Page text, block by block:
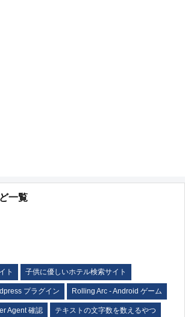
一覧
ト 子供に優しいホテル検索サイト
プラグイン Rolling Arc - Android ゲーム
Agent 確認 テキストの文字数を数えるやつ